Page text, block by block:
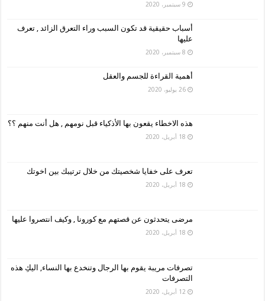
9 سبتمبر، 2020
أسباب حقيقية قد تكون السبب وراء التعرق الزائد , تعرف
عليها
8 سبتمبر، 2020
أهمية القراءة للجسم والعقل
26 يوليو، 2020
هذه الاخطاء يقعون بها الأذكياء قبل نومهم , هل أنت منهم ؟؟
18 أبريل، 2020
تعرف على خفايا شخصيتك من خلال ترتيبك بين اخوتك
18 أبريل، 2020
مرضى يتحدثون عن قصتهم مع كورونا , وكيف انتصروا عليها
18 أبريل، 2020
تصرفات مريبة يقوم بها الرجال وتنخدع بها النساء, اليكِ هذه
التصرفات
12 أبريل، 2020